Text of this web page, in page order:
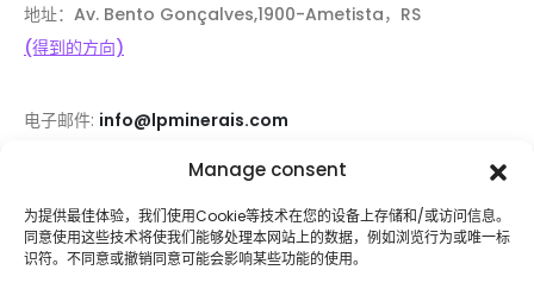
Manage consent
为提供最佳体验，我们使用Cookie等技术在您的设备上存储和/或访问信息。
同意使用这些技术将使我们能够处理本网站上的数据，例如浏览行为或唯一标
识符。不同意或撤销同意可能会影响某些功能的使用。
地址：Av. Bento Gonçalves,1900-Ametista，RS
(得到的方向)
电子邮件: info@lpminerais.com
公司 支持